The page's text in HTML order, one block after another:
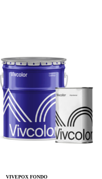
VIVEPOX FONDO